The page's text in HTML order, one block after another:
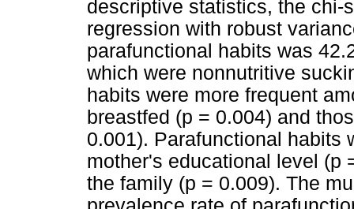
descriptive statistics, the chi-
regression with robust
parafunctional habits was
which were nonnutritive
habits were more frequent
breastfed (p = 0.004) and
0.001). Parafunctional habits
mother's educational level (p
the family (p = 0.009). The